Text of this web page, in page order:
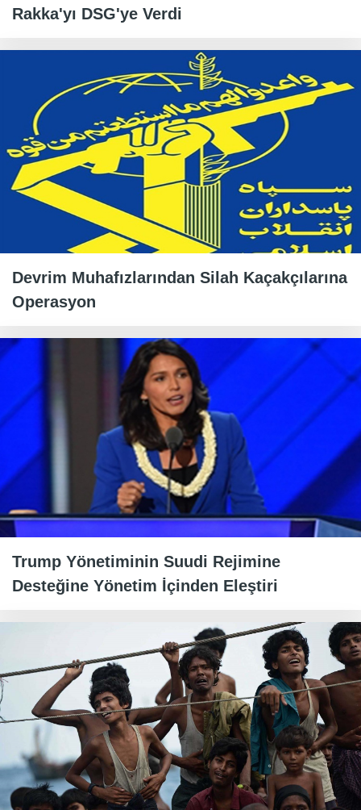
Rakka'yı DSG'ye Verdi
Devrim Muhafızlarından Silah Kaçakçılarına
Operasyon
Trump Yönetiminin Suudi Rejimine
Desteğine Yönetim İçinden Eleştiri